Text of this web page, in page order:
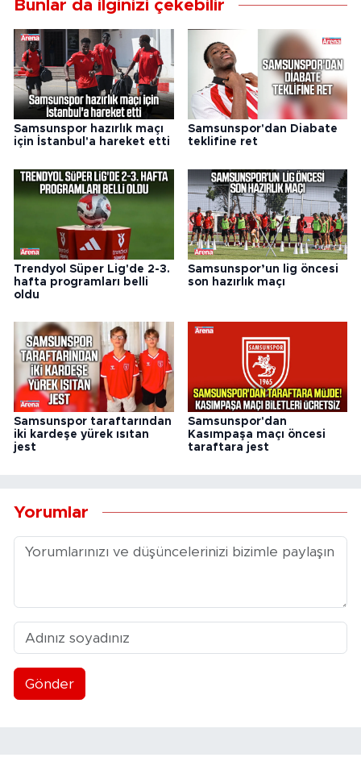
Bunlar da ilginizi çekebilir
Samsunspor hazırlık maçı
için İstanbul'a hareket etti
Samsunspor'dan Diabate
teklifine ret
Trendyol Süper Lig'de 2-3.
hafta programları belli
oldu
Samsunspor’un lig öncesi
son hazırlık maçı
Samsunspor taraftarından
iki kardeşe yürek ısıtan
jest
Samsunspor'dan
Kasımpaşa maçı öncesi
taraftara jest
Yorumlar
Gönder